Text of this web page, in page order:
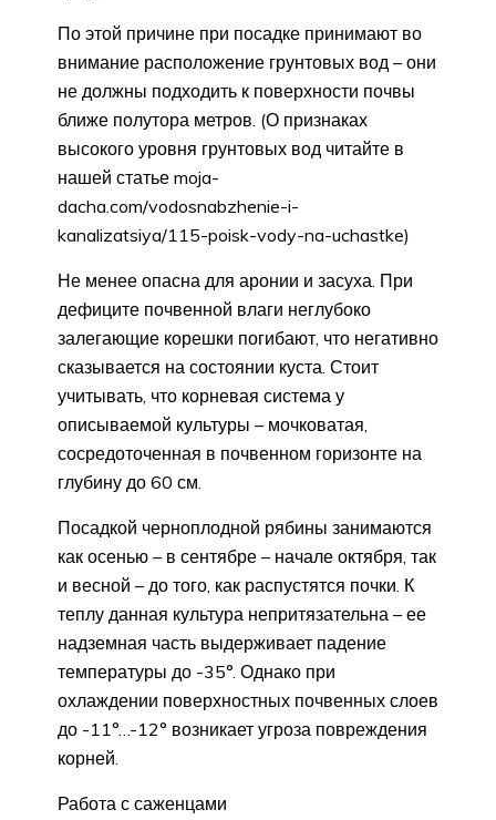
По этой причине при посадке принимают во
внимание расположение грунтовых вод – они
не должны подходить к поверхности почвы
ближе полутора метров. (О признаках
высокого уровня грунтовых вод читайте в
нашей статье moja-
dacha.com/vodosnabzhenie-i-
kanalizatsiya/115-poisk-vody-na-uchastke)
Не менее опасна для аронии и засуха. При
дефиците почвенной влаги неглубоко
залегающие корешки погибают, что негативно
сказывается на состоянии куста. Стоит
учитывать, что корневая система у
описываемой культуры – мочковатая,
сосредоточенная в почвенном горизонте на
глубину до 60 см.
Посадкой черноплодной рябины занимаются
как осенью – в сентябре – начале октября, так
и весной – до того, как распустятся почки. К
теплу данная культура непритязательна – ее
надземная часть выдерживает падение
температуры до -35°. Однако при
охлаждении поверхностных почвенных слоев
до -11°…-12° возникает угроза повреждения
корней.
Работа с саженцами